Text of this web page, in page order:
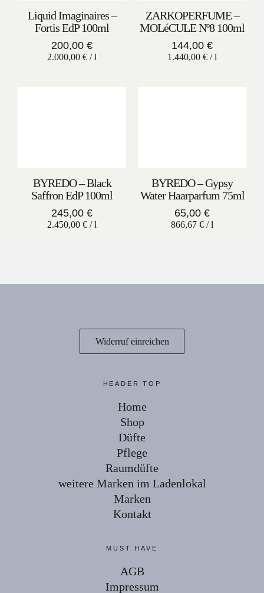
Liquid Imaginaires –
Fortis EdP 100ml
200,00 €
2.000,00 € /l
ZARKOPERFUME –
MOLéCULE Nº8 100ml
144,00 €
1.440,00 € /l
BYREDO – Black
Saffron EdP 100ml
245,00 €
2.450,00 € /l
BYREDO – Gypsy
Water Haarparfum 75ml
65,00 €
866,67 € /l
Widerruf einreichen
HEADER TOP
Home
Shop
Düfte
Pflege
Raumdüfte
weitere Marken im Ladenlokal
Marken
Kontakt
MUST HAVE
AGB
Impressum